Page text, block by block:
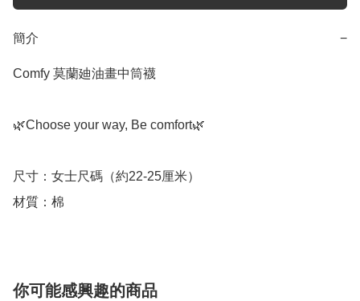
簡介 −
Comfy 莫蘭廸油畫中筒襪
🌿Choose your way, Be comfort🌿
尺寸：女士尺碼（約22-25厘米）
材質：棉
你可能感興趣的商品